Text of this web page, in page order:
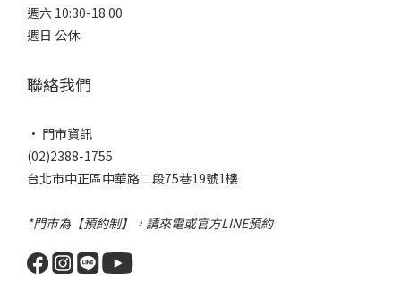
週六 10:30-18:00
週日 公休
聯絡我們
• 門市資訊
(02)2388-1755
台北市中正區中華路二段75巷19號1樓
*門市為【預約制】，請來電或官方LINE預約